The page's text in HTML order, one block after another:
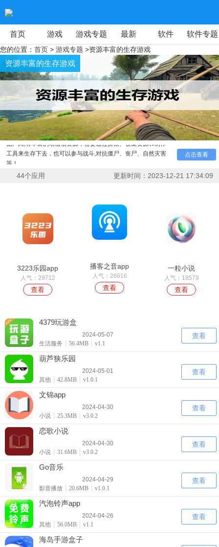
首页 游戏 游戏专题 最新 软件 软件专题
您的位置： 首页 > 游戏专题 >资源丰富的生存游戏
资源丰富的生存游戏
点击查看
甜豆网小编给大家带来的是资源丰富的生存游戏，玩家可
以去杀灭更多的僵尸,以此来增强自己的生存能力，游戏中的地
图广阔,有丰富的动植物资源，需要通过探索、收集资源和制作
工具来生存下去，也可以参与战斗,对抗僵尸、丧尸、自然灾害
等！
44个应用 更新时间： 2023-12-21 17:34:09
3223乐园app
人气：29712
查看
播客之音app
人气：26616
查看
一粒小说
人气：18579
查看
4379玩游盒
2024-05-07
生活服务
56.4MB v1.1
查看
葫芦狭乐园
2024-05-01
其他
42.8MB v1.0.1
查看
文锦app
2024-04-30
小说
25.3MB v3.0.2
查看
恋歌小说
2024-04-30
小说
31.6MB v3.0.2
查看
Go音乐
2024-04-29
影音播放
20.6MB v1.0.1
查看
汽泡铃声app
2024-04-26
其他
56.0MB v1.1
查看
海岛手游盒子